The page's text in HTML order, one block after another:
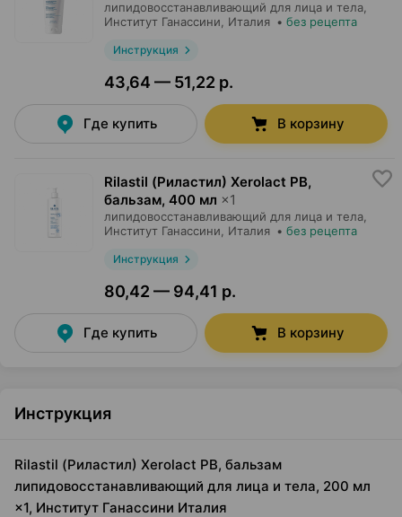
липидовосстанавливающий для лица и тела,
Институт Ганассини , Италия • без рецепта
Инструкция
43,64 — 51,22 р.
Где купить В корзину
Rilastil (Риластил) Xerolact PB,
бальзам, 400 мл ×1
липидовосстанавливающий для лица и тела,
Институт Ганассини , Италия • без рецепта
Инструкция
80,42 — 94,41 р.
Где купить В корзину
Инструкция
Rilastil (Риластил) Xerolact PB, бальзам
липидовосстанавливающий для лица и тела, 200 мл
×1, Институт Ганассини Италия